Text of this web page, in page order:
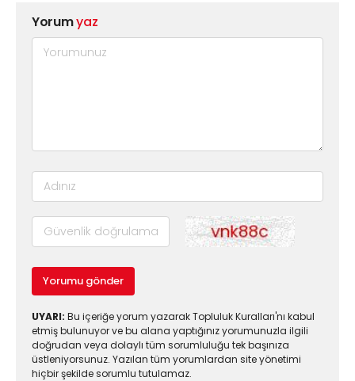
Yorumyaz
Yorumu gönder
UYARI: Bu içeriğe yorum yazarak Topluluk Kuralları'nı kabul
etmiş bulunuyor ve bu alana yaptığınız yorumunuzla ilgili
doğrudan veya dolaylı tüm sorumluluğu tek başınıza
üstleniyorsunuz. Yazılan tüm yorumlardan site yönetimi
hiçbir şekilde sorumlu tutulamaz.